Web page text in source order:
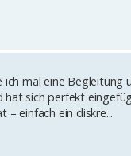
ich mal eine Begleitung
sich perfekt
einfach ein diskre...